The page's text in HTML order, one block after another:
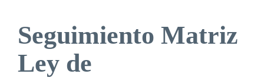
Seguimiento Matriz
Ley de